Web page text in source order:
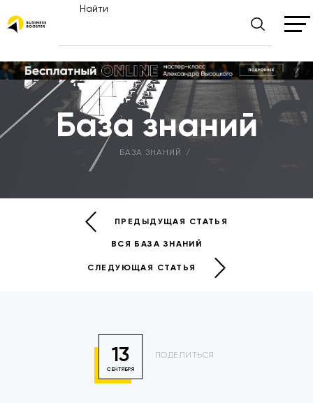
Найти
База знаний
БАЗА ЗНАНИЙ
ПРЕДЫДУЩАЯ СТАТЬЯ
ВСЯ БАЗА ЗНАНИЙ
СЛЕДУЮЩАЯ СТАТЬЯ
13
СЕНТЯБРЯ
ПОДЕЛИТЬСЯ